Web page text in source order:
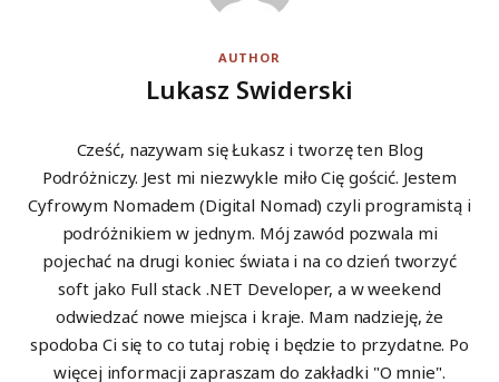
AUTHOR
Lukasz Swiderski
Cześć, nazywam się Łukasz i tworzę ten Blog
Podróżniczy. Jest mi niezwykle miło Cię gościć. Jestem
Cyfrowym Nomadem (Digital Nomad) czyli programistą i
podróżnikiem w jednym. Mój zawód pozwala mi
pojechać na drugi koniec świata i na co dzień tworzyć
soft jako Full stack .NET Developer, a w weekend
odwiedzać nowe miejsca i kraje. Mam nadzieję, że
spodoba Ci się to co tutaj robię i będzie to przydatne. Po
więcej informacji zapraszam do zakładki "O mnie".